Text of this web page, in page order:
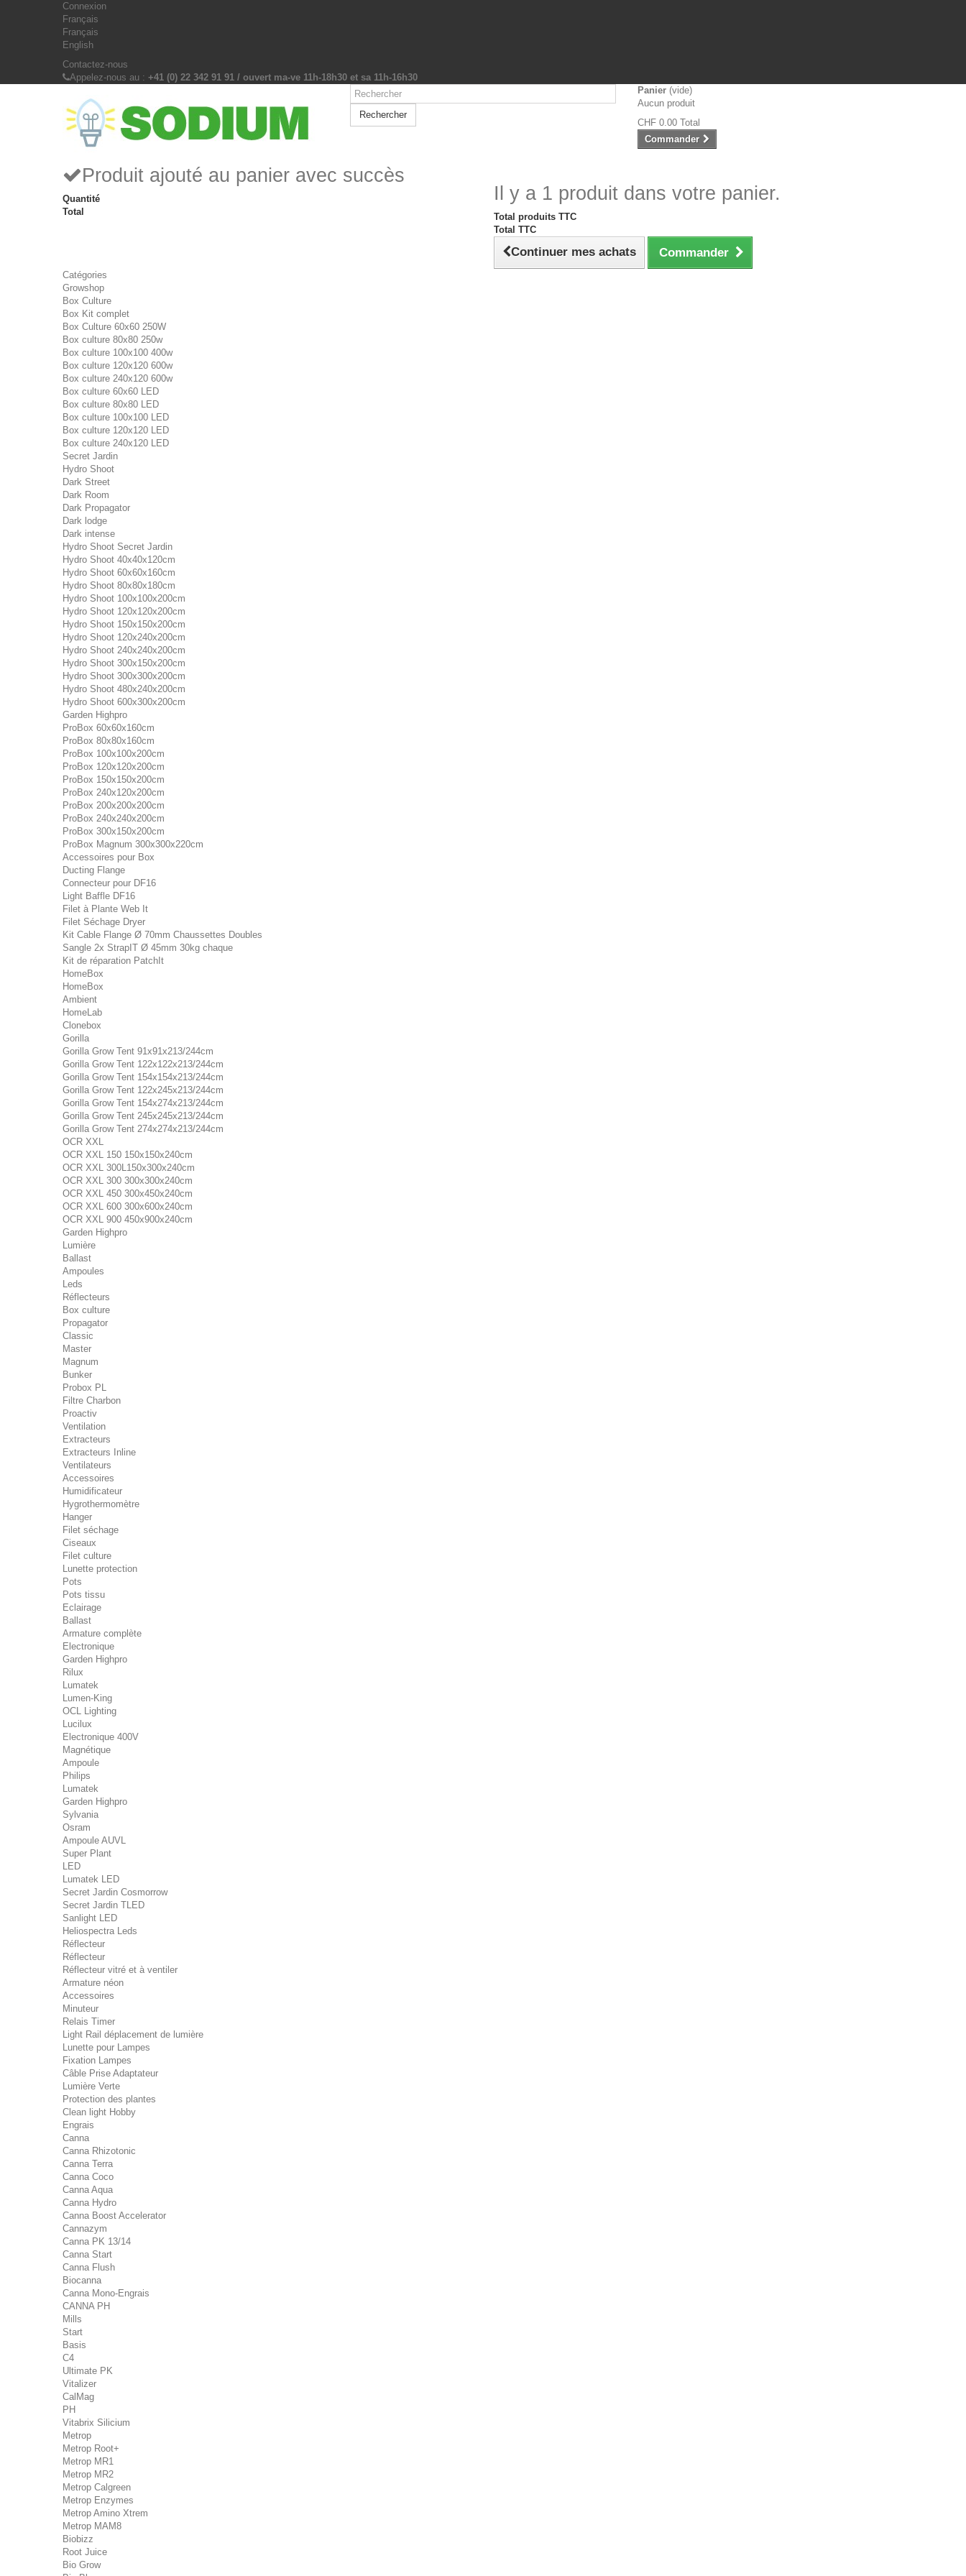
Connexion
Français
Français
English
Contactez-nous
Appelez-nous au : +41 (0) 22 342 91 91 / ouvert ma-ve 11h-18h30 et sa 11h-16h30
Rechercher
Panier (vide)
Aucun produit
CHF 0.00 Total
Commander
Produit ajouté au panier avec succès
Quantité
Total
Il y a 1 produit dans votre panier.
Total produits TTC
Total TTC
Continuer mes achats Commander
Catégories
Growshop
Box Culture
Box Kit complet
Box Culture 60x60 250W
Box culture 80x80 250w
Box culture 100x100 400w
Box culture 120x120 600w
Box culture 240x120 600w
Box culture 60x60 LED
Box culture 80x80 LED
Box culture 100x100 LED
Box culture 120x120 LED
Box culture 240x120 LED
Secret Jardin
Hydro Shoot
Dark Street
Dark Room
Dark Propagator
Dark lodge
Dark intense
Hydro Shoot Secret Jardin
Hydro Shoot 40x40x120cm
Hydro Shoot 60x60x160cm
Hydro Shoot 80x80x180cm
Hydro Shoot 100x100x200cm
Hydro Shoot 120x120x200cm
Hydro Shoot 150x150x200cm
Hydro Shoot 120x240x200cm
Hydro Shoot 240x240x200cm
Hydro Shoot 300x150x200cm
Hydro Shoot 300x300x200cm
Hydro Shoot 480x240x200cm
Hydro Shoot 600x300x200cm
Garden Highpro
ProBox 60x60x160cm
ProBox 80x80x160cm
ProBox 100x100x200cm
ProBox 120x120x200cm
ProBox 150x150x200cm
ProBox 240x120x200cm
ProBox 200x200x200cm
ProBox 240x240x200cm
ProBox 300x150x200cm
ProBox Magnum 300x300x220cm
Accessoires pour Box
Ducting Flange
Connecteur pour DF16
Light Baffle DF16
Filet à Plante Web It
Filet Séchage Dryer
Kit Cable Flange Ø 70mm Chaussettes Doubles
Sangle 2x StrapIT Ø 45mm 30kg chaque
Kit de réparation PatchIt
HomeBox
HomeBox
Ambient
HomeLab
Clonebox
Gorilla
Gorilla Grow Tent 91x91x213/244cm
Gorilla Grow Tent 122x122x213/244cm
Gorilla Grow Tent 154x154x213/244cm
Gorilla Grow Tent 122x245x213/244cm
Gorilla Grow Tent 154x274x213/244cm
Gorilla Grow Tent 245x245x213/244cm
Gorilla Grow Tent 274x274x213/244cm
OCR XXL
OCR XXL 150 150x150x240cm
OCR XXL 300L150x300x240cm
OCR XXL 300 300x300x240cm
OCR XXL 450 300x450x240cm
OCR XXL 600 300x600x240cm
OCR XXL 900 450x900x240cm
Garden Highpro
Lumière
Ballast
Ampoules
Leds
Réflecteurs
Box culture
Propagator
Classic
Master
Magnum
Bunker
Probox PL
Filtre Charbon
Proactiv
Ventilation
Extracteurs
Extracteurs Inline
Ventilateurs
Accessoires
Humidificateur
Hygrothermomètre
Hanger
Filet séchage
Ciseaux
Filet culture
Lunette protection
Pots
Pots tissu
Eclairage
Ballast
Armature complète
Electronique
Garden Highpro
Rilux
Lumatek
Lumen-King
OCL Lighting
Lucilux
Electronique 400V
Magnétique
Ampoule
Philips
Lumatek
Garden Highpro
Sylvania
Osram
Ampoule AUVL
Super Plant
LED
Lumatek LED
Secret Jardin Cosmorrow
Secret Jardin TLED
Sanlight LED
Heliospectra Leds
Réflecteur
Réflecteur
Réflecteur vitré et à ventiler
Armature néon
Accessoires
Minuteur
Relais Timer
Light Rail déplacement de lumière
Lunette pour Lampes
Fixation Lampes
Câble Prise Adaptateur
Lumière Verte
Protection des plantes
Clean light Hobby
Engrais
Canna
Canna Rhizotonic
Canna Terra
Canna Coco
Canna Aqua
Canna Hydro
Canna Boost Accelerator
Cannazym
Canna PK 13/14
Canna Start
Canna Flush
Biocanna
Canna Mono-Engrais
CANNA PH
Mills
Start
Basis
C4
Ultimate PK
Vitalizer
CalMag
PH
Vitabrix Silicium
Metrop
Metrop Root+
Metrop MR1
Metrop MR2
Metrop Calgreen
Metrop Enzymes
Metrop Amino Xtrem
Metrop MAM8
Biobizz
Root Juice
Bio Grow